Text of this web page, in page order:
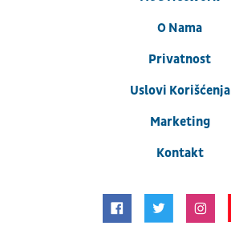
O Nama
Privatnost
Uslovi Korišćenja
Marketing
Kontakt